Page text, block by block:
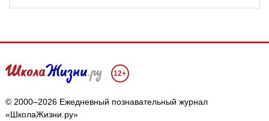
12+
© 2000–2026 Ежедневный познавательный журнал
«ШколаЖизни.ру»